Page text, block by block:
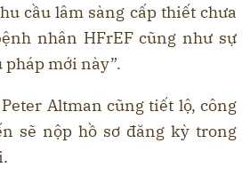
cầu lâm sàng cấp thiết chưa
nhân HFrEF cũng như sự
mới này”.
Altman cũng tiết lộ, công
sẽ nộp hồ sơ đăng kỳ trong